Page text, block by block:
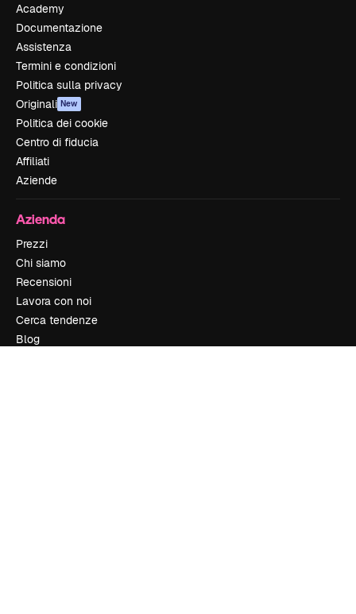
Academy
Documentazione
Assistenza
Termini e condizioni
Politica sulla privacy
Originali New
Politica dei cookie
Centro di fiducia
Affiliati
Aziende
Azienda
Prezzi
Chi siamo
Recensioni
Lavora con noi
Cerca tendenze
Blog